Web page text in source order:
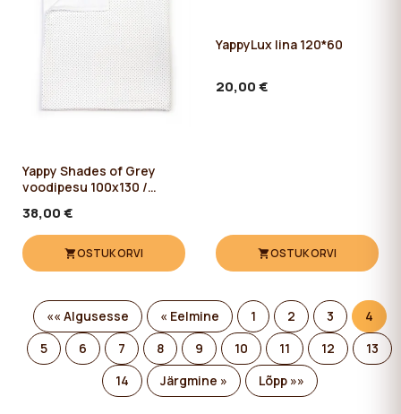
Yappy Shades of Grey
voodipesu 100x130 /
38,00 €
OSTUKORVI
YappyLux lina 120*60
20,00 €
OSTUKORVI
«« Algusesse « Eelmine 1 2 3
4
5
6 7 8 9 10 11 12
13
14
Järgmine » Lõpp »»